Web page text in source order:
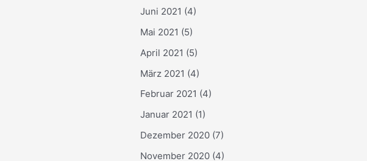
Juni 2021 (4)
Mai 2021 (5)
April 2021 (5)
März 2021 (4)
Februar 2021 (4)
Januar 2021 (1)
Dezember 2020 (7)
November 2020 (4)